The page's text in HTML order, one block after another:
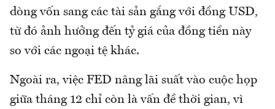
dòng vốn sang các tài sản gắng với đồng USD,
từ đó ảnh hưởng đến tỷ giá của đồng tiền này
so với các ngoại tệ khác.
Ngoài ra, việc FED nâng lãi suất vào cuộc họp
giữa tháng 12 chỉ còn là vấn đề thời gian, vì